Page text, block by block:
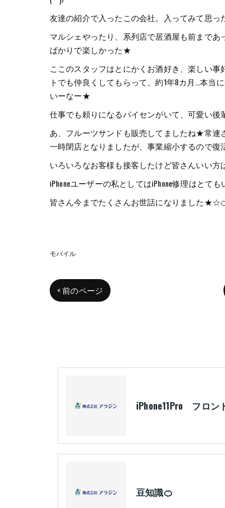
友達の紹介で入ったこの会社。入ってみて思
マルシェやったり、系列店で居酒屋も前まで
ばかりで楽しかった★
ここのスタッフはとにかくお酒好き、楽し
トでも仲良くしてもらって、約1年8カ月...本
いーなー★
仕事でも頼りになるパイセンがいて、可愛い
あ、フルーツサンドも販売してましたね★常連
一時閉店となりましたが、事業縮小するので復
いろいろなお客様も接客したけど皆さんいい
iPhoneユーザーの私としてはiPhone修理はと
皆さん今までたくさんお世話になりました
モバイル
< 前のページ
豆知識🍊